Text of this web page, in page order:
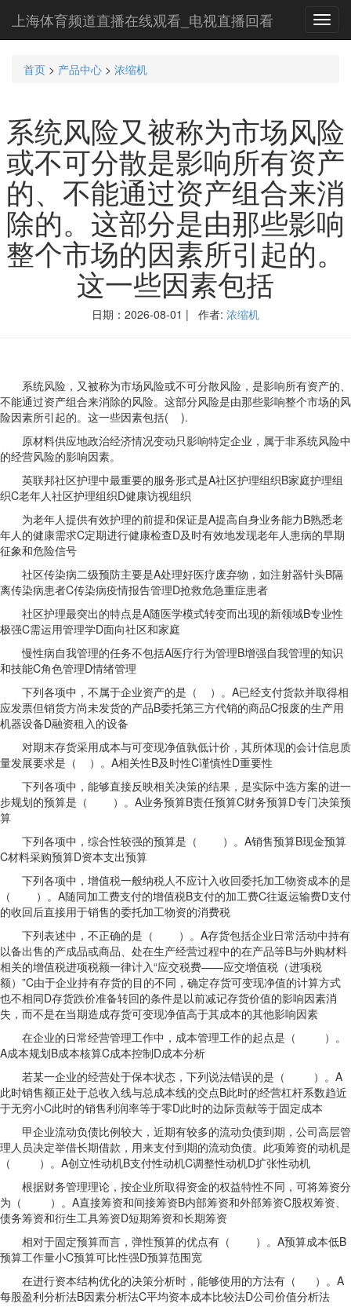
上海体育频道直播在线观看_电视直播回看
首页 > 产品中心 > 浓缩机
系统风险又被称为市场风险
或不可分散是影响所有资产
的、不能通过资产组合来消
除的。这部分是由那些影响
整个市场的因素所引起的。
这一些因素包括
日期：2026-08-01 | 作者: 浓缩机
系统风险，又被称为市场风险或不可分散风险，是影响所有资产的、
不能通过资产组合来消除的风险。这部分风险是由那些影响整个市场的风
险因素所引起的。这一些因素包括( ).
原材料供应地政治经济情况变动只影响特定企业，属于非系统风险中
的经营风险的影响因素。
英联邦社区护理中最重要的服务形式是A社区护理组织B家庭护理组
织C老年人社区护理组织D健康访视组织
为老年人提供有效护理的前提和保证是A提高自身业务能力B熟悉老
年人的健康需求C定期进行健康检查D及时有效地发现老年人患病的早期
征象和危险信号
社区传染病二级预防主要是A处理好医疗废弃物，如注射器针头B隔
离传染病患者C传染病疫情报告管理D抢救危急重症患者
社区护理最突出的特点是A随医学模式转变而出现的新领域B专业性
极强C需运用管理学D面向社区和家庭
慢性病自我管理的任务不包括A医疗行为管理B增强自我管理的知识
和技能C角色管理D情绪管理
下列各项中，不属于企业资产的是（ ）。A已经支付货款并取得相
应发票但销货方尚未发货的产品B委托第三方代销的商品C报废的生产用
机器设备D融资租入的设备
对期末存货采用成本与可变现净值孰低计价，其所体现的会计信息质
量发展要求是（ ）。A相关性B及时性C谨慎性D重要性
下列各项中，能够直接反映相关决策的结果，是实际中选方案的进一
步规划的预算是（ ）。A业务预算B责任预算C财务预算D专门决策预
算
下列各项中，综合性较强的预算是（ ）。A销售预算B现金预算
C材料采购预算D资本支出预算
下列各项中，增值税一般纳税人不应计入收回委托加工物资成本的是
（ ）。A随同加工费支付的增值税B支付的加工费C往返运输费D支付
的收回后直接用于销售的委托加工物资的消费税
下列表述中，不正确的是（ ）。A存货包括企业日常活动中持有
以备出售的产成品或商品、处在生产经营过程中的在产品等B与外购材料
相关的增值税进项税额一律计入“应交税费——应交增值税（进项税
额）”C由于企业持有存货的目的不同，确定存货可变现净值的计算方式
也不相同D存货跌价准备转回的条件是以前减记存货价值的影响因素消
失，而不是在当期造成存货可变现净值高于其成本的其他影响因素
在企业的日常经营管理工作中，成本管理工作的起点是（ ）。
A成本规划B成本核算C成本控制D成本分析
若某一企业的经营处于保本状态，下列说法错误的是（ ）。A
此时销售额正处于总收入线与总成本线的交点B此时的经营杠杆系数趋近
于无穷小C此时的销售利润率等于零D此时的边际贡献等于固定成本
甲企业流动负债比例较大，近期有较多的流动负债到期，公司高层管
理人员决定举借长期借款，用来支付到期的流动负债。此项筹资的动机是
（ ）。A创立性动机B支付性动机C调整性动机D扩张性动机
根据财务管理理论，按企业所取得资金的权益特性不同，可将筹资分
为（ ）。A直接筹资和间接筹资B内部筹资和外部筹资C股权筹资、
债务筹资和衍生工具筹资D短期筹资和长期筹资
相对于固定预算而言，弹性预算的优点有（ ）。A预算成本低B
预算工作量小C预算可比性强D预算范围宽
在进行资本结构优化的决策分析时，能够使用的方法有（ ）。A
每股盈利分析法B因素分析法C平均资本成本比较法D公司价值分析法